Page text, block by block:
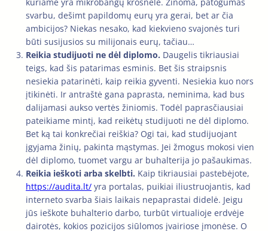
svarbu, dešimt papildomų eurų yra gerai, bet ar čia
ambicijos? Niekas nesako, kad kiekvieno svajonės turi
būti susijusios su milijonais eurų, tačiau…
Reikia studijuoti ne dėl diplomo. Daugelis tikriausiai
teigs, kad šis patarimas esminis. Bet šis straipsnis
nesiekia patarinėti, kaip reikia gyventi. Nesiekia kuo nors
įtikinėti. Ir antraštė gana paprasta, neminima, kad bus
dalijamasi aukso vertės žiniomis. Todėl paprasčiausiai
pateikiame mintį, kad reikėtų studijuoti ne dėl diplomo.
Bet ką tai konkrečiai reiškia? Ogi tai, kad studijuojant
įgyjama žinių, pakinta mąstymas. Jei žmogus mokosi vien
dėl diplomo, tuomet vargu ar buhalterija jo pašaukimas.
Reikia ieškoti arba skelbti. Kaip tikriausiai pastebėjote,
https://audita.lt/ yra portalas, puikiai iliustruojantis, kad
interneto svarba šiais laikais nepaprastai didelė. Jeigu
jūs ieškote buhalterio darbo, turbūt virtualioje erdvėje
dairotės, kokios pozicijos siūlomos įvairiose įmonėse. O